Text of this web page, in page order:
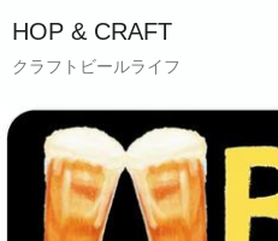
HOP & CRAFT
クラフトビールライフ